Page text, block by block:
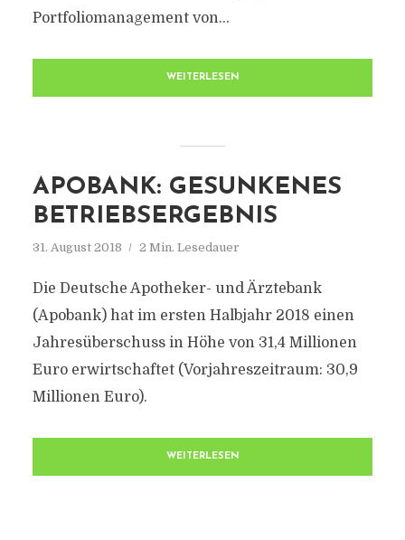
Portfoliomanagement von...
WEITERLESEN
APOBANK: GESUNKENES
BETRIEBSERGEBNIS
31. August 2018 2 Min. Lesedauer
Die Deutsche Apotheker- und Ärztebank
(Apobank) hat im ersten Halbjahr 2018 einen
Jahresüberschuss in Höhe von 31,4 Millionen
Euro erwirtschaftet (Vorjahreszeitraum: 30,9
Millionen Euro).
WEITERLESEN